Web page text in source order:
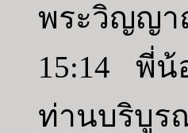
พระวิญญ
15:14 พี่น้
ท่านบริบูร